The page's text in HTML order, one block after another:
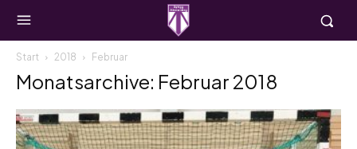
Start 2018 Februar
Monatsarchive: Februar 2018